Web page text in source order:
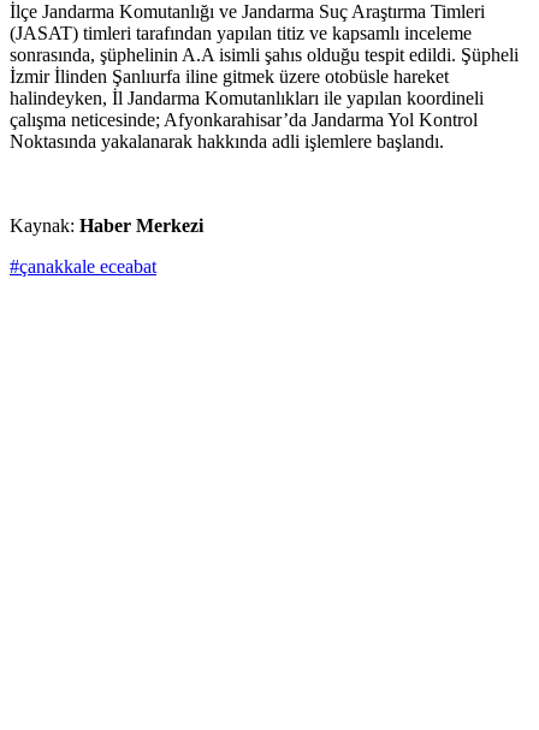
İlçe Jandarma Komutanlığı ve Jandarma Suç Araştırma Timleri
(JASAT) timleri tarafından yapılan titiz ve kapsamlı inceleme
sonrasında, şüphelinin A.A isimli şahıs olduğu tespit edildi. Şüpheli
İzmir İlinden Şanlıurfa iline gitmek üzere otobüsle hareket
halindeyken, İl Jandarma Komutanlıkları ile yapılan koordineli
çalışma neticesinde; Afyonkarahisar’da Jandarma Yol Kontrol
Noktasında yakalanarak hakkında adli işlemlere başlandı.
Kaynak: Haber Merkezi
#çanakkale eceabat